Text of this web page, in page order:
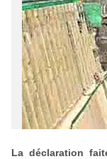
La déclaration